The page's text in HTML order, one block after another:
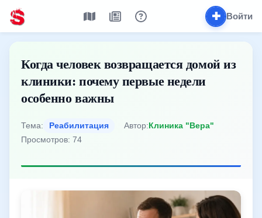
✚ Войти
Когда человек возвращается домой из
клиники: почему первые недели
особенно важны
Тема: Реабилитация Автор: Клиника "Вера"
Просмотров: 74